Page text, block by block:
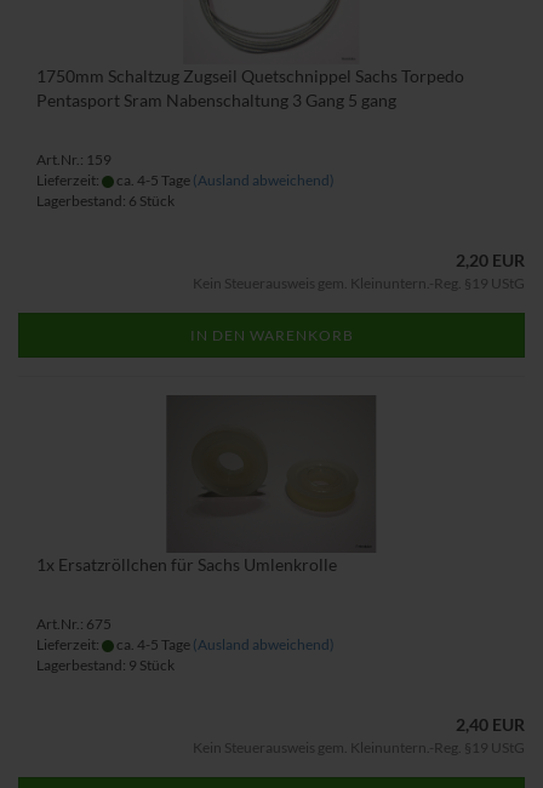
1750mm Schaltzug Zugseil Quetschnippel Sachs Torpedo
Pentasport Sram Nabenschaltung 3 Gang 5 gang
Art.Nr.: 159
Lieferzeit:
ca. 4-5 Tage (Ausland abweichend)
Lagerbestand: 6 Stück
2,20 EUR
Kein Steuerausweis gem. Kleinuntern.-Reg. §19 UStG
IN DEN WARENKORB
1x Ersatzröllchen für Sachs Umlenkrolle
Art.Nr.: 675
Lieferzeit:
ca. 4-5 Tage (Ausland abweichend)
Lagerbestand: 9 Stück
2,40 EUR
Kein Steuerausweis gem. Kleinuntern.-Reg. §19 UStG